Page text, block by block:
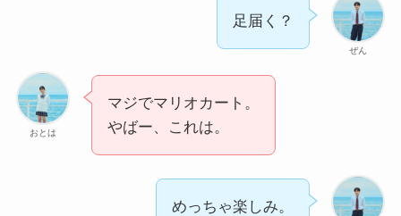
ぜん
足届く？
おとは
マジでマリオカート。
やばー、これは。
めっちゃ楽しみ。